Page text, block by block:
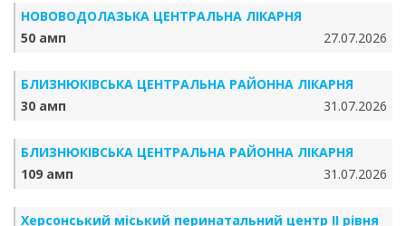
НОВОВОДОЛАЗЬКА ЦЕНТРАЛЬНА ЛІКАРНЯ
50 амп
27.07.2026
БЛИЗНЮКІВСЬКА ЦЕНТРАЛЬНА РАЙОННА ЛІКАРНЯ
30 амп
31.07.2026
БЛИЗНЮКІВСЬКА ЦЕНТРАЛЬНА РАЙОННА ЛІКАРНЯ
109 амп
31.07.2026
Херсонський міський перинатальний центр ІІ рівня